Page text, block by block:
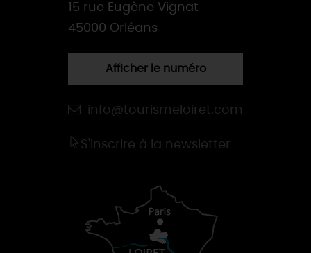
15 rue Eugène Vignat
45000 Orléans
Afficher le numéro
info@tourismeloiret.com
S'inscrire à la newsletter